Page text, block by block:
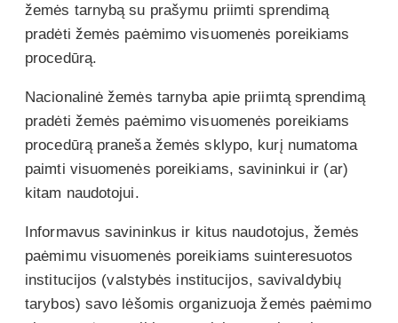
žemės tarnybą su prašymu priimti sprendimą
pradėti žemės paėmimo visuomenės poreikiams
procedūrą.
Nacionalinė žemės tarnyba apie priimtą sprendimą
pradėti žemės paėmimo visuomenės poreikiams
procedūrą praneša žemės sklypo, kurį numatoma
paimti visuomenės poreikiams, savininkui ir (ar)
kitam naudotojui.
Informavus savininkus ir kitus naudotojus, žemės
paėmimu visuomenės poreikiams suinteresuotos
institucijos (valstybės institucijos, savivaldybių
tarybos) savo lėšomis organizuoja žemės paėmimo